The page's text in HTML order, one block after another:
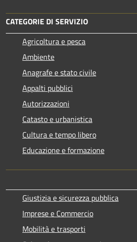
CATEGORIE DI SERVIZIO
Agricoltura e pesca
Ambiente
Anagrafe e stato civile
Appalti pubblici
Autorizzazioni
Catasto e urbanistica
Cultura e tempo libero
Educazione e formazione
Giustizia e sicurezza pubblica
Imprese e Commercio
Mobilità e trasporti